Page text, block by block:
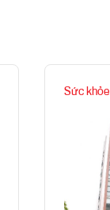
Sức khỏe